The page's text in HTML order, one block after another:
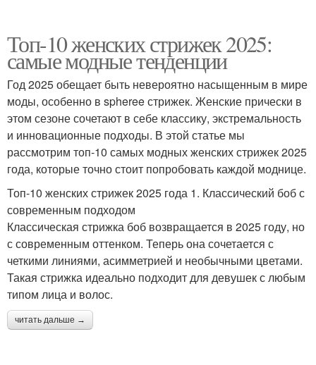
Топ-10 женских стрижек 2025:
самые модные тенденции
Год 2025 обещает быть невероятно насыщенным в мире
моды, особенно в spheree стрижек. Женские прически в
этом сезоне сочетают в себе классику, экстремальность
и инновационные подходы. В этой статье мы
рассмотрим топ-10 самых модных женских стрижек 2025
года, которые точно стоит попробовать каждой моднице.
Топ-10 женских стрижек 2025 года 1. Классический боб с
современным подходом
Классическая стрижка боб возвращается в 2025 году, но
с современным оттенком. Теперь она сочетается с
четкими линиями, асимметрией и необычными цветами.
Такая стрижка идеально подходит для девушек с любым
типом лица и волос.
читать дальше →